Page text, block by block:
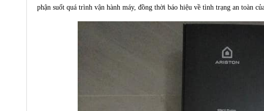
phận suốt quá trình vận hành máy, đồng thời báo hiệu về tình trạng an toàn